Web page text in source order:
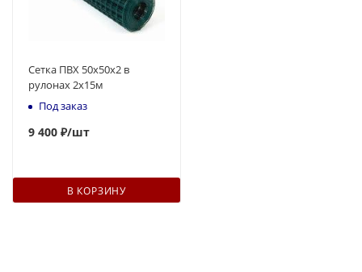
Сетка ПВХ 50х50х2 в
рулонах 2х15м
Под заказ
9 400 ₽/шт
В КОРЗИНУ